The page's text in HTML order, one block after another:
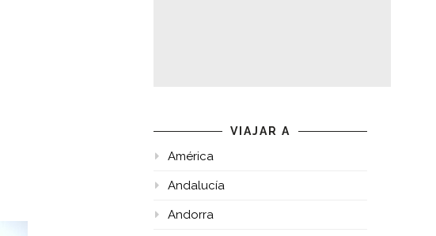
VIAJAR A
América
Andalucía
Andorra